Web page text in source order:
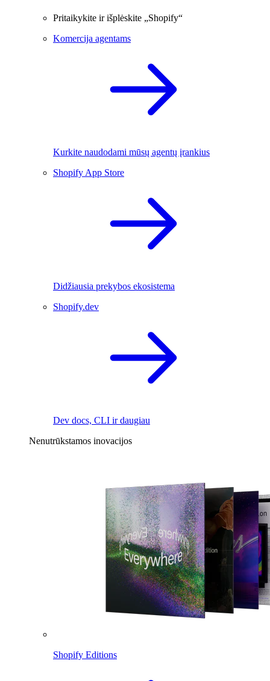
Pritaikykite ir išplėskite „Shopify“
Komercija agentams
Kurkite naudodami mūsų agentų įrankius
Shopify App Store
Didžiausia prekybos ekosistema
Shopify.dev
Dev docs, CLI ir daugiau
Nenutrūkstamos inovacijos
Shopify Editions